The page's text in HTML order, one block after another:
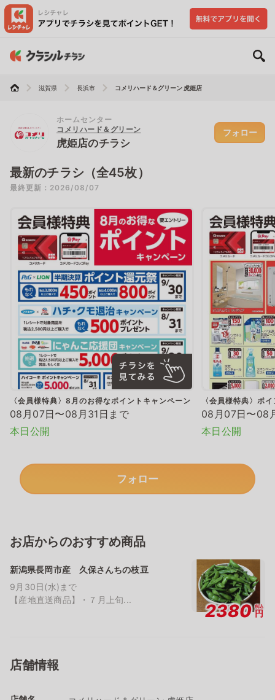
滋賀県 長浜市 コメリハード＆グリーン 虎姫店
ホームセンター
コメリハード＆グリーン
虎姫店のチラシ
フォロー
最新のチラシ（全45枚）
最終更新：2026/08/07
〈会員様特典〉8月のお得なポイントキャンペーン
08月07日〜08月31日まで
本日公開
〈会員様特典〉ポ
08月07日〜08
本日公開
フォロー
お店からのおすすめ商品
新潟県長岡市産 久保さんちの枝豆
9月30日(水)まで
【産地直送商品】・７月上旬...
2380 税込
円
店舗情報